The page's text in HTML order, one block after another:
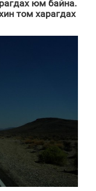
юм байна.
том харагдах